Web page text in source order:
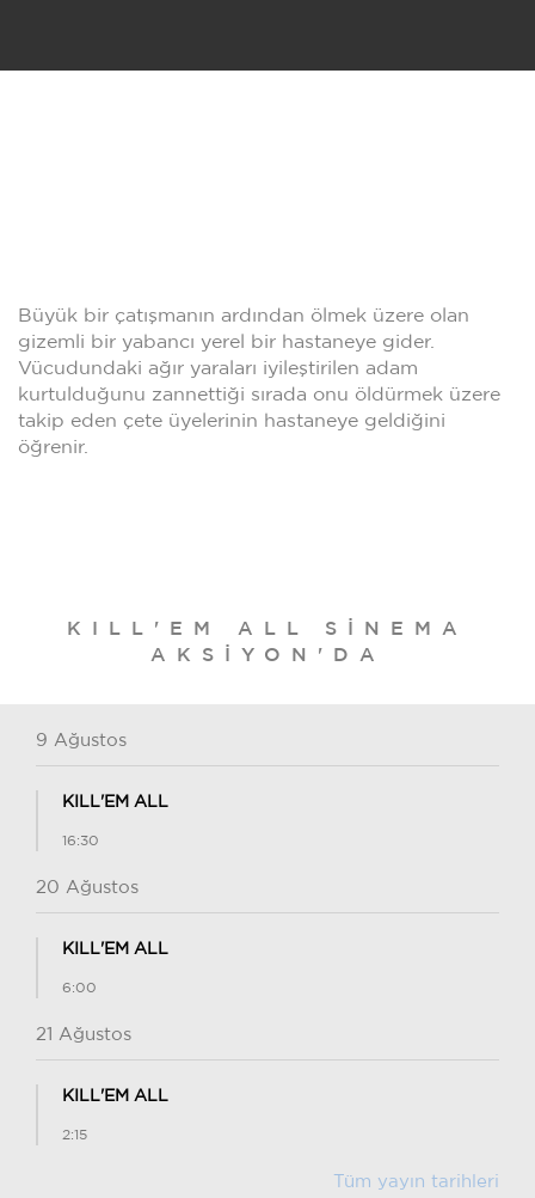
Büyük bir çatışmanın ardından ölmek üzere olan
gizemli bir yabancı yerel bir hastaneye gider.
Vücudundaki ağır yaraları iyileştirilen adam
kurtulduğunu zannettiği sırada onu öldürmek üzere
takip eden çete üyelerinin hastaneye geldiğini
öğrenir.
KILL'EM ALL SINEMA
AKSIYON'DA
9 Ağustos
KILL'EM ALL
16:30
20 Ağustos
KILL'EM ALL
6:00
21 Ağustos
KILL'EM ALL
2:15
Tüm yayın tarihleri